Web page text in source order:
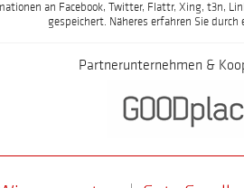
an Facebook, Twitter, Flattr, Xing, t3n,
gespeichert. Näheres erfahren Sie durch
Partnerunternehmen &